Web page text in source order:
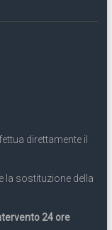
direttamente il
la sostituzione della
24 ore